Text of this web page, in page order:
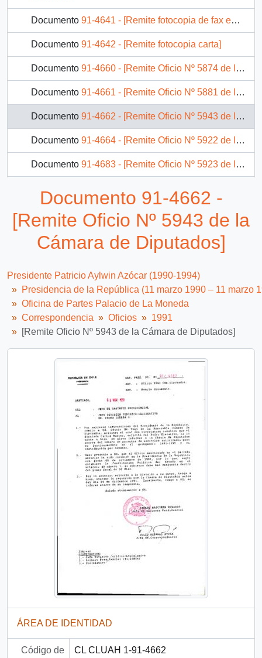
Documento 91-4641 - [Remite fotocopia de fax enviado por Diputado]
Documento 91-4642 - [Remite fotocopia carta]
Documento 91-4660 - [Remite Oficio Nº 5874 de la Cámara de Diputados]
Documento 91-4661 - [Remite Oficio Nº 5881 de la Cámara de Diputados]
Documento 91-4662 - [Remite Oficio Nº 5943 de la Cámara de Diputados]
Documento 91-4664 - [Remite Oficio Nº 5922 de la Cámara de Diputados]
Documento 91-4683 - [Remite Oficio Nº 5923 de la Cámara de Diputados]
Documento 91-4730 - [Remite fotocopia carta]
2235 más...
Documento 91-4662 -
[Remite Oficio Nº 5943 de la
Cámara de Diputados]
Presidente Patricio Aylwin Azócar (1990-1994)
Presidencia de la República (11 marzo 1990 – 11 marzo
Oficina de Partes Palacio de La Moneda
Correspondencia
Oficios
1991
[Remite Oficio Nº 5943 de la Cámara de Diputados]
ÁREA DE IDENTIDAD
Código de CL CLUAH 1-91-4662